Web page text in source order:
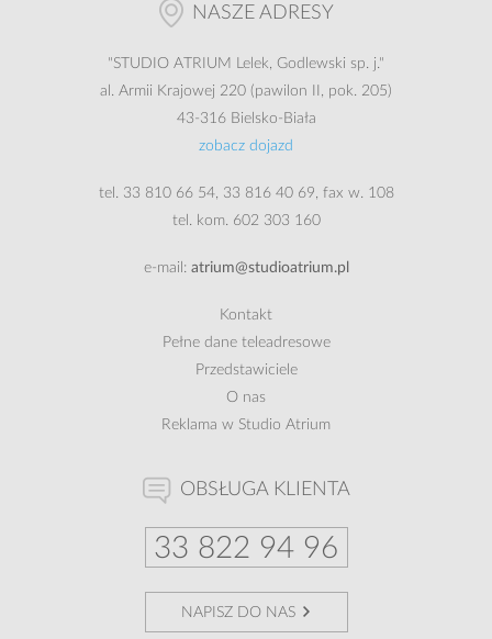
NASZE ADRESY
"STUDIO ATRIUM Lelek, Godlewski sp. j."
al. Armii Krajowej 220 (pawilon II, pok. 205)
43-316 Bielsko-Biała
zobacz dojazd
tel. 33 810 66 54, 33 816 40 69, fax w. 108
tel. kom. 602 303 160
e-mail: atrium@studioatrium.pl
Kontakt
Pełne dane teleadresowe
Przedstawiciele
O nas
Reklama w Studio Atrium
OBSŁUGA KLIENTA
33 822 94 96
NAPISZ DO NAS